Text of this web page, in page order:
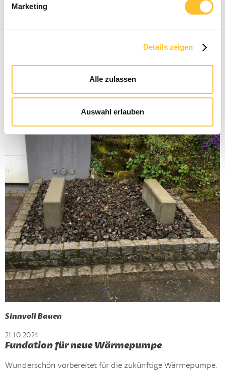
Marketing
Details zeigen
Alle zulassen
Auswahl erlauben
22.10.2024
Sinnvoll Bauen
21.10.2024
Fundation für neue Wärmepumpe
Wunderschön vorbereitet für die zukünftige Wärmepumpe.